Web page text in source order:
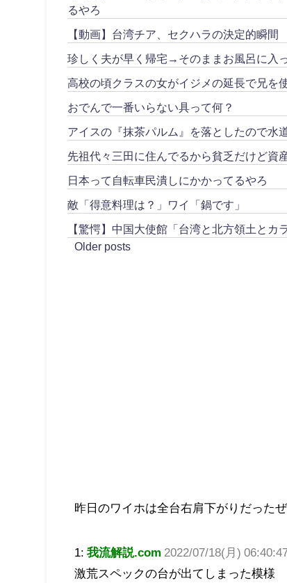
るやろ
【動画】台湾チア、セクハラの決定的瞬間
珍しく夫が早く帰宅→そのままお風呂に入
高校の頃クラスの女がイジメの延長で兄を
おでんで一番いらない具って何？
アイスの『抹茶パルム』を落としたので水
先祖代々三田に住んでるから貧乏だけど資
日本って自転車民潰しにかかってるやろ
敵「得意料理は？」ワイ「鍋です」
【驚愕】中国大使館「台湾と北方領土とカ
Older posts
昨日のワイホは全台右肩下がりだったぜ
1:我流解説.com 2022/07/18(月)
激荒スペックの台が出てしまった模様